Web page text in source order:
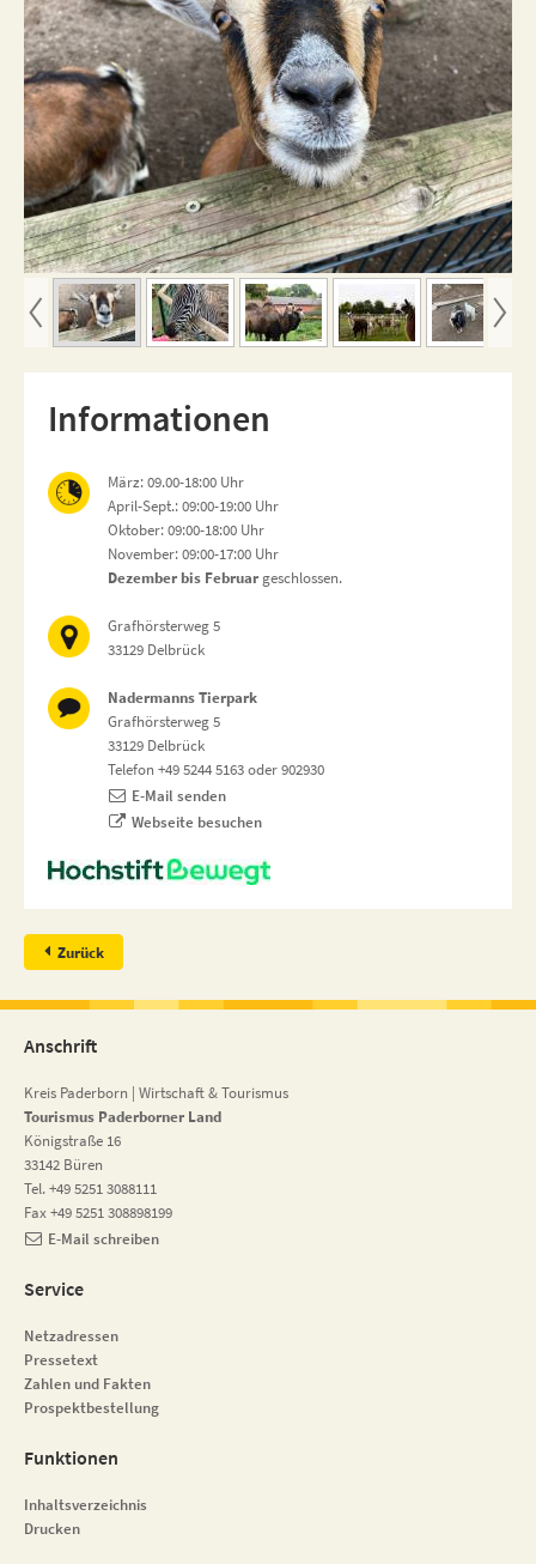
Informationen
März: 09.00-18:00 Uhr
April-Sept.: 09:00-19:00 Uhr
Oktober: 09:00-18:00 Uhr
November: 09:00-17:00 Uhr
Dezember bis Februar geschlossen.
Grafhörsterweg 5
33129 Delbrück
Nadermanns Tierpark
Grafhörsterweg 5
33129 Delbrück
Telefon +49 5244 5163 oder 902930
E-Mail senden
Webseite besuchen
Zurück
Anschrift
Kreis Paderborn | Wirtschaft & Tourismus
Tourismus Paderborner Land
Königstraße 16
33142 Büren
Tel. +49 5251 3088111
Fax +49 5251 308898199
E-Mail schreiben
Service
Netzadressen
Pressetext
Zahlen und Fakten
Prospektbestellung
Funktionen
Inhaltsverzeichnis
Drucken